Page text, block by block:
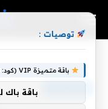
توصيات :
باقة متميزة VIP (كود: AA11138):
باقة باك